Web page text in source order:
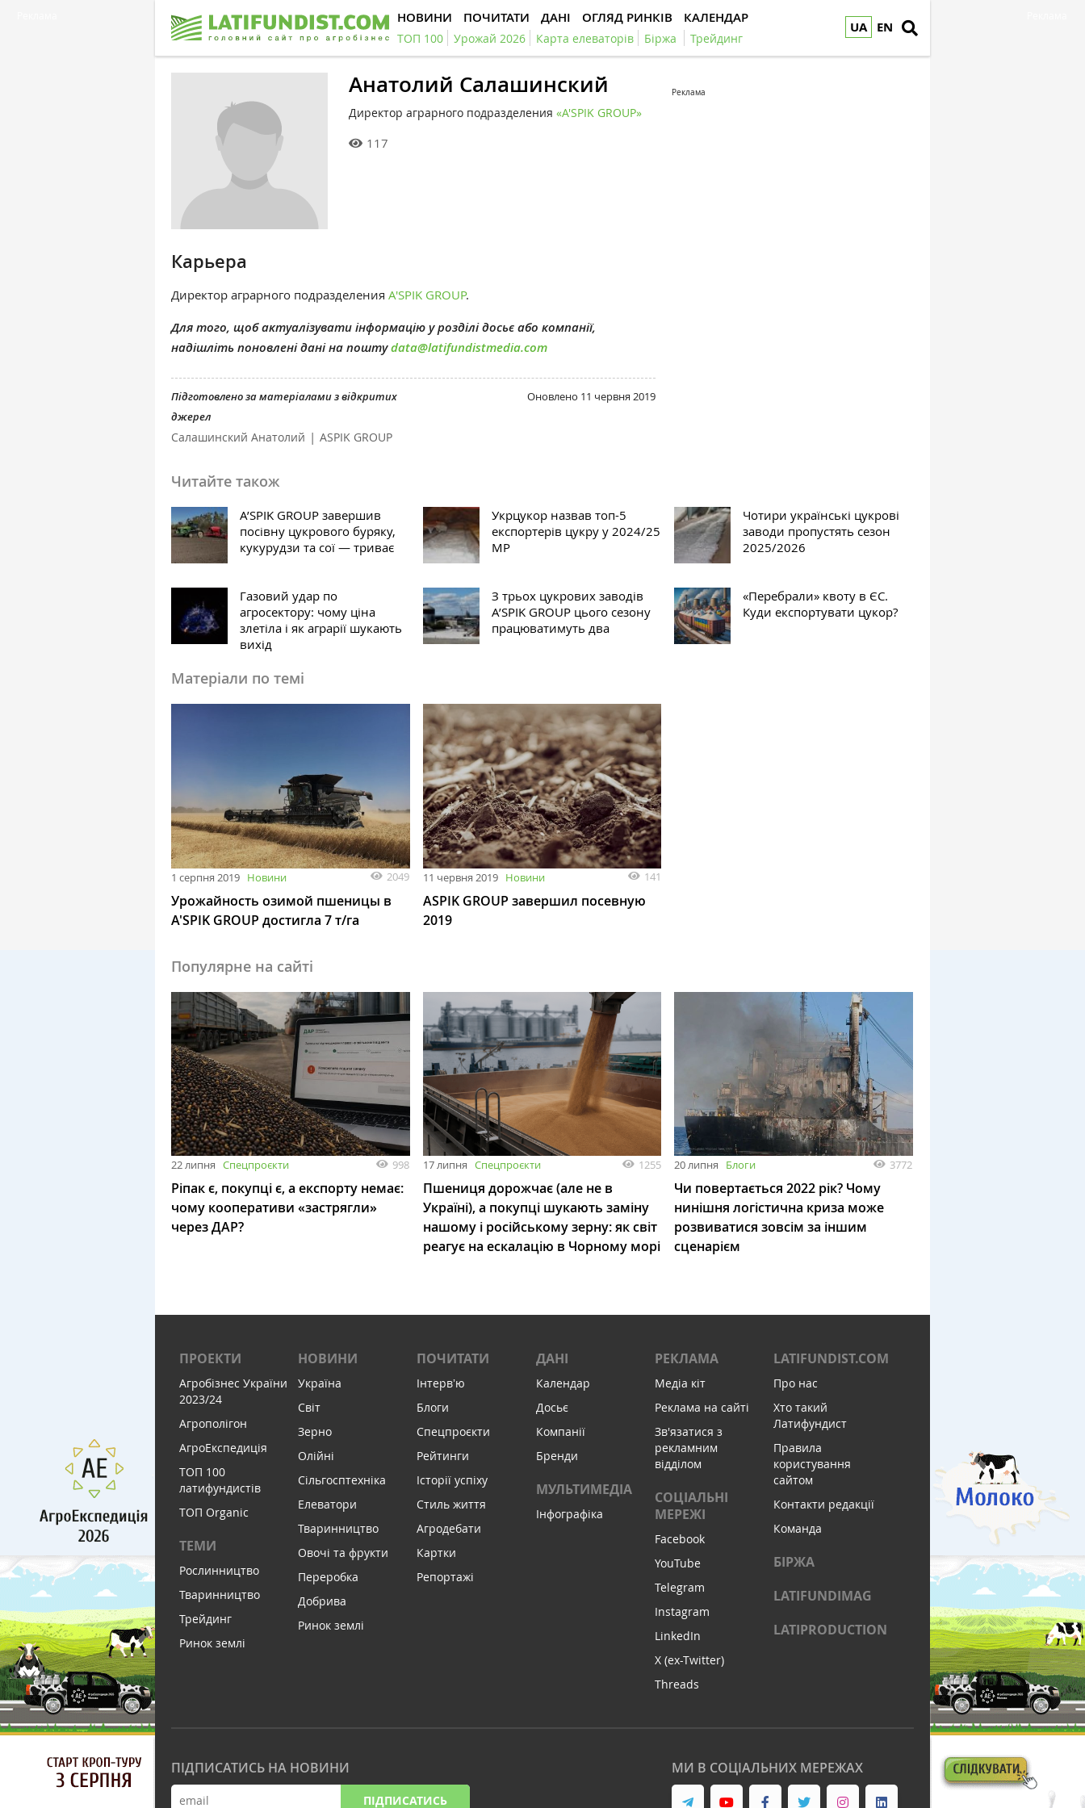
UA EN
НОВИНИ ПОЧИТАТИ ДАНІ ОГЛЯД РИНКІВ КАЛЕНДАР
ТОП 100 Урожай 2026 Карта елеваторів Біржа Трейдинг
Анатолий Салашинский
Директор аграрного подразделения «A'SPIK GROUP»
117
Карьера
Директор аграрного подразделения A'SPIK GROUP.
Для того, щоб актуалізувати інформацію у розділі досьє або компанії,
надішліть поновлені дані на поштуdata@latifundistmedia.com
Підготовлено за матеріалами з відкритих
джерел
Оновлено 11 червня 2019
Салашинский Анатолий | ASPIK GROUP
Реклама
Читайте також
A’SPIK GROUP завершив
посівну цукрового буряку,
кукурудзи та сої — триває
Укрцукор назвав топ-5
експортерів цукру у 2024/25
МР
Чотири українські цукрові
заводи пропустять сезон
2025/2026
Газовий удар по
агросектору: чому ціна
злетіла і як аграрії шукають
вихід
З трьох цукрових заводів
A’SPIK GROUP цього сезону
працюватимуть два
«Перебрали» квоту в ЄС.
Куди експортувати цукор?
Матеріали по темі
1 серпня 2019 Новини 2049
Урожайность озимой пшеницы в
A'SPIK GROUP достигла 7 т/га
11 червня 2019 Новини 141
ASPIK GROUP завершил посевную
2019
Популярне на сайті
22 липня Спецпроєкти 998
Ріпак є, покупці є, а експорту немає:
чому кооперативи «застрягли»
через ДАР?
17 липня Спецпроєкти 1255
Пшениця дорожчає (але не в
Україні), а покупці шукають заміну
нашому і російському зерну: як світ
реагує на ескалацію в Чорному морі
20 липня Блоги 3772
Чи повертається 2022 рік? Чому
нинішня логістична криза може
розвиватися зовсім за іншим
сценарієм
ПРОЕКТИ
Агробізнес України
2023/24
Агрополігон
АгроЕкспедиція
ТОП 100
латифундистів
ТОП Organic
ТЕМИ
Рослинництво
Тваринництво
Трейдинг
Ринок землі
НОВИНИ
Україна
Світ
Зерно
Олійні
Сільгосптехніка
Елеватори
Тваринництво
Овочі та фрукти
Переробка
Добрива
Ринок землі
ПОЧИТАТИ
Інтервʼю
Блоги
Спецпроєкти
Рейтинги
Історії успіху
Стиль життя
Агродебати
Картки
Репортажі
ДАНІ
Календар
Досьє
Компанії
Бренди
МУЛЬТИМЕДІА
Інфографіка
РЕКЛАМА
Медіа кіт
Реклама на сайті
Зв'язатися з
рекламним
відділом
СОЦІАЛЬНІ
МЕРЕЖІ
Facebook
YouTube
Telegram
Instagram
LinkedIn
X (ex-Twitter)
Threads
LATIFUNDIST.COM
Про нас
Хто такий
Латифундист
Правила
користування
сайтом
Контакти редакції
Команда
БІРЖА
LATIFUNDIMAG
LATIPRODUCTION
ПІДПИСАТИСЬ НА НОВИНИ
ПІДПИСАТИСЬ
МИ В СОЦІАЛЬНИХ МЕРЕЖАХ